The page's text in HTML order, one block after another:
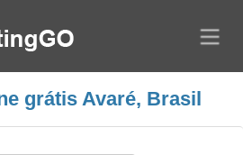
grátis Avaré, Brasil